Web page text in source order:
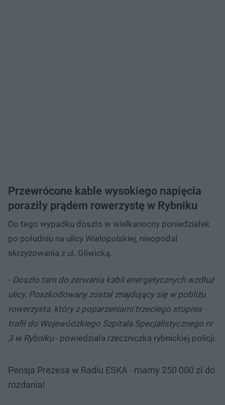
Przewrócone kable wysokiego napięcia
poraziły prądem rowerzystę w Rybniku
Do tego wypadku doszło w wielkanocny poniedziałek
po południu na ulicy Wielopolskiej, nieopodal
skrzyżowania z ul. Gliwicką.
- Doszło tam do zerwania kabli energetycznych wzdłuż
ulicy. Poszkodowany został znajdujący się w pobliżu
rowerzysta, który z poparzeniami trzeciego stopnia
trafił do Wojewódzkiego Szpitala Specjalistycznego nr
3 w Rybniku- powiedziała rzeczniczka rybnickiej policji.
Pensja Prezesa w Radiu ESKA - mamy 250 000 zł do
rozdania!